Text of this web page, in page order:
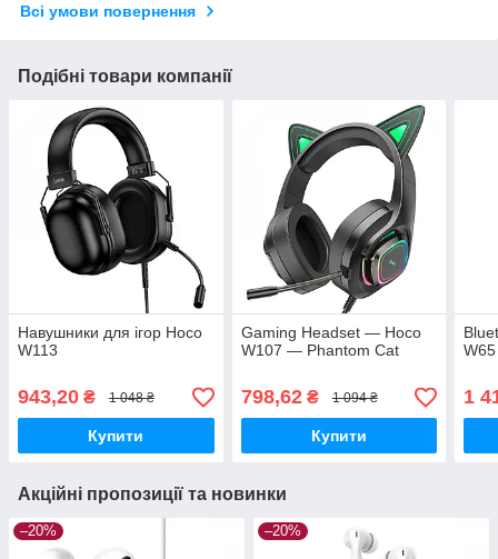
Всі умови повернення
Подібні товари компанії
Навушники для ігор Hoco
W113
943,20 ₴ 1 048 ₴
Купити
Gaming Headset — Hoco
W107 — Phantom Cat
798,62₴ 1 094 ₴
Купити
1
Акційні пропозиції та новинки
–20% –20%